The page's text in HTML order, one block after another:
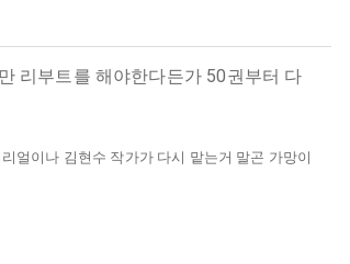
리부트를 해야한다든가 50권부터 다
얼이나 김현수 작가가 다시 맡는거 말곤 가망이